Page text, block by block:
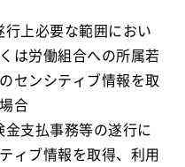
上必要な範囲におい
は労働組合への所属若
センシティブ情報を取
合
支払事務等の遂行に
ィブ情報を取得、利用